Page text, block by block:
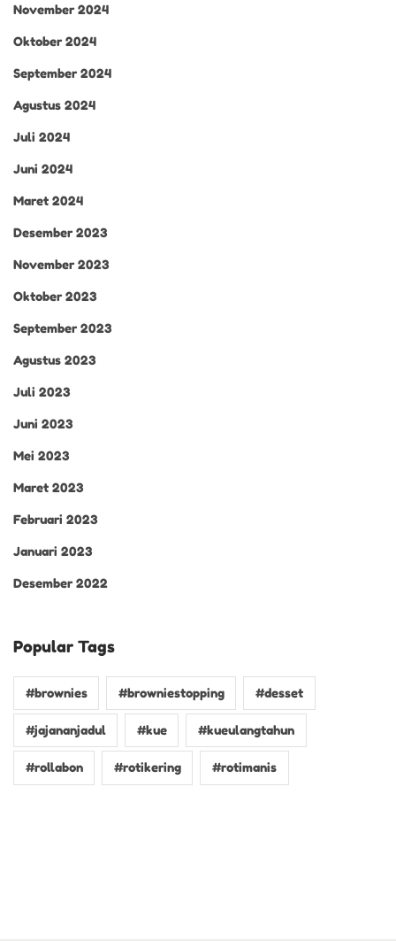
November 2024
Oktober 2024
September 2024
Agustus 2024
Juli 2024
Juni 2024
Maret 2024
Desember 2023
November 2023
Oktober 2023
September 2023
Agustus 2023
Juli 2023
Juni 2023
Mei 2023
Maret 2023
Februari 2023
Januari 2023
Desember 2022
Popular Tags
#brownies #browniestopping #desset
#jajananjadul #kue #kueulangtahun
#rollabon #rotikering #rotimanis